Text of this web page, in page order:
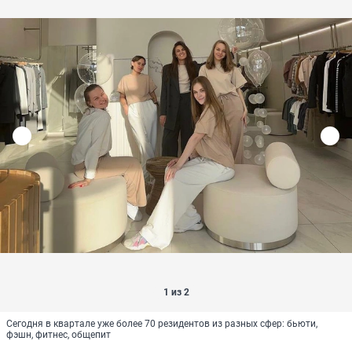
1 из 2
Сегодня в квартале уже более 70 резидентов из разных сфер: бьюти,
фэшн, фитнес, общепит